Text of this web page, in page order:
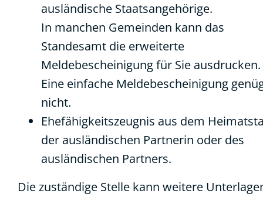
ausländische Staatsangehörige.
In manchen Gemeinden kann das
Standesamt die erweiterte
Meldebescheinigung für Sie ausdrucken.
Eine einfache Meldebescheinigung
nicht.
Ehefähigkeitszeugnis aus dem
der ausländischen Partnerin oder des
ausländischen Partners.
Die zuständige Stelle kann weitere